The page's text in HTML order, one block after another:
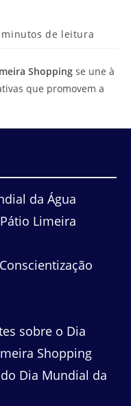
minutos de leitura
Shopping se une à
que promovem a
da Água
Limeira
sobre o Dia
Shopping
Dia Mundial da